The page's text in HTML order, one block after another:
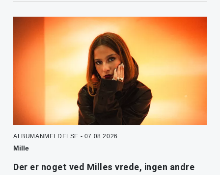
ALBUMANMELDELSE - 07.08.2026
Mille
Der er noget ved Milles vrede, ingen andre